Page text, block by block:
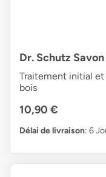
Dr. Schutz
Traitement initial et
bois
10,90 €
Délai de livraison: 6